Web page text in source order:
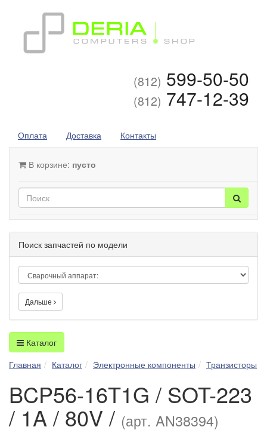
(812) 599-50-50
(812) 747-12-39
Оплата Доставка Контакты
В корзине: пусто
Поиск запчастей по модели
Дальше
Каталог
Главная
Каталог Электронные компоненты Транзисторы
BCP56-16T1G / SOT-223
/ 1A / 80V / (арт. AN38394)